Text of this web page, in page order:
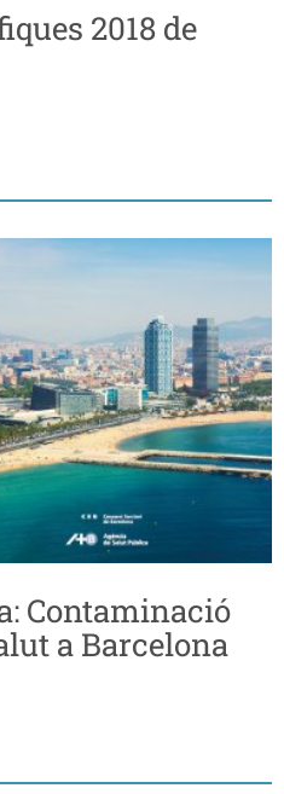
2018 de
Contaminació
a Barcelona